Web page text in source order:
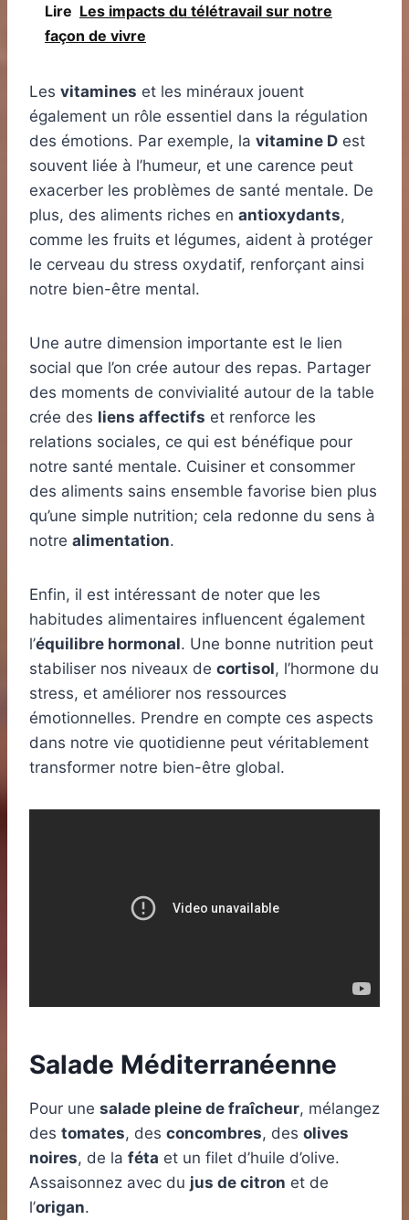
Lire Les impacts du télétravail sur notre
façon de vivre
Les vitamines et les minéraux jouent
également un rôle essentiel dans la régulation
des émotions. Par exemple, la vitamine D est
souvent liée à l’humeur, et une carence peut
exacerber les problèmes de santé mentale. De
plus, des aliments riches en antioxydants,
comme les fruits et légumes, aident à protéger
le cerveau du stress oxydatif, renforçant ainsi
notre bien-être mental.
Une autre dimension importante est le lien
social que l’on crée autour des repas. Partager
des moments de convivialité autour de la table
crée des liens affectifs et renforce les
relations sociales, ce qui est bénéfique pour
notre santé mentale. Cuisiner et consommer
des aliments sains ensemble favorise bien plus
qu’une simple nutrition; cela redonne du sens à
notre alimentation.
Enfin, il est intéressant de noter que les
habitudes alimentaires influencent également
l’équilibre hormonal. Une bonne nutrition peut
stabiliser nos niveaux de cortisol, l’hormone du
stress, et améliorer nos ressources
émotionnelles. Prendre en compte ces aspects
dans notre vie quotidienne peut véritablement
transformer notre bien-être global.
Salade Méditerranéenne
Pour une salade pleine de fraîcheur, mélangez
des tomates, des concombres, des olives
noires, de la féta et un filet d’huile d’olive.
Assaisonnez avec du jus de citron et de
l’origan.